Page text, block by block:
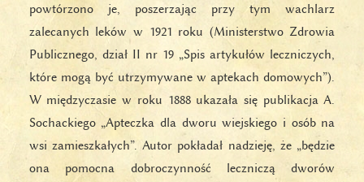
powtórzono je, poszerzając przy tym wachlarz
zalecanych leków w 1921 roku (Ministerstwo Zdrowia
Publicznego, dział II nr 19 „Spis artykułów leczniczych,
które mogą być utrzymywane w aptekach domowych”).
W międzyczasie w roku 1888 ukazała się publikacja A.
Sochackiego „Apteczka dla dworu wiejskiego i osób na
wsi zamieszkałych”. Autor pokładał nadzieję, że „będzie
ona pomocna dobroczynność leczniczą dworów